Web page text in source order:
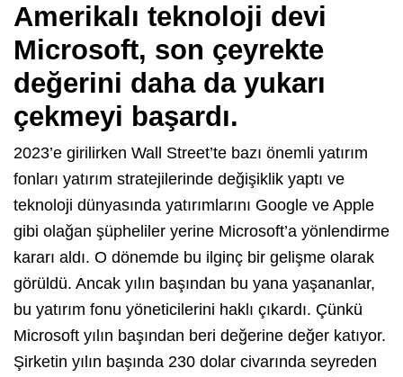
Amerikalı teknoloji devi
Microsoft, son çeyrekte
değerini daha da yukarı
çekmeyi başardı.
2023’e girilirken Wall Street’te bazı önemli yatırım
fonları yatırım stratejilerinde değişiklik yaptı ve
teknoloji dünyasında yatırımlarını Google ve Apple
gibi olağan şüpheliler yerine Microsoft’a yönlendirme
kararı aldı. O dönemde bu ilginç bir gelişme olarak
görüldü. Ancak yılın başından bu yana yaşananlar,
bu yatırım fonu yöneticilerini haklı çıkardı. Çünkü
Microsoft yılın başından beri değerine değer katıyor.
Şirketin yılın başında 230 dolar civarında seyreden